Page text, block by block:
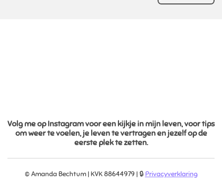
Volg me op Instagram voor een kijkje in mijn leven, voor tips
om weer te voelen, je leven te vertragen en jezelf op de
eerste plek te zetten.
© Amanda Bechtum | KVK 88644979 | 🔒 Privacyverklaring